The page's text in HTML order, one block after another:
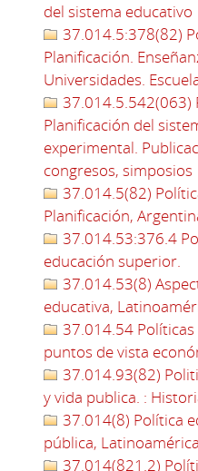
del sistema educativo
37.014.5:378(82)
Planificación.
Universidades.
37.014.5.542(063)
Planificación del
experimental.
congresos, simposios
37.014.5(82)
Planificación,
37.014.53:376.4
educación superior.
37.014.53(8)
educativa,
37.014.54
puntos de vista
37.014.93(82)
y vida publica. :
37.014(8) Política
pública, Latinoamérica
37.014(821.2)